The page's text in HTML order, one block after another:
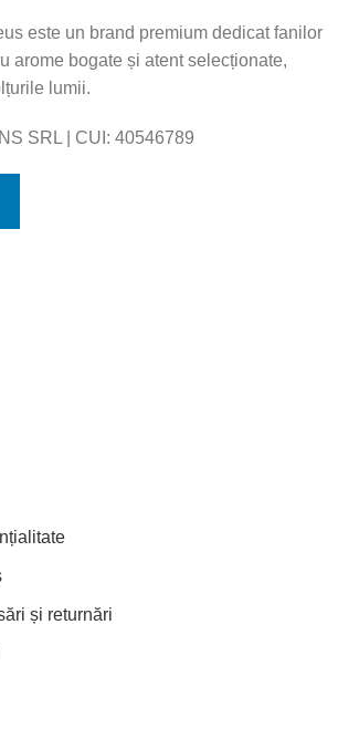
este un brand premium dedicat fanilor
arome bogate și atent selecționate,
lumii.
SRL | CUI:40546789
și returnări